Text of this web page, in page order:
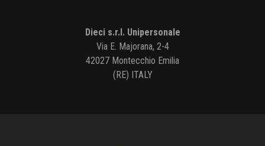
Dieci s.r.l. Unipersonale
Via E. Majorana, 2-4
42027 Montecchio Emilia
(RE) ITALY